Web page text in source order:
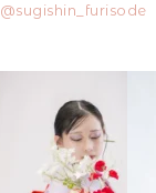
@sugishin_furisode